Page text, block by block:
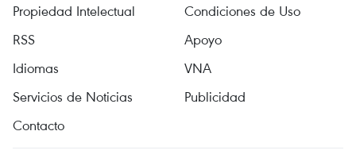
Propiedad Intelectual
Condiciones de Uso
RSS
Apoyo
Idiomas
VNA
Servicios de Noticias
Publicidad
Contacto